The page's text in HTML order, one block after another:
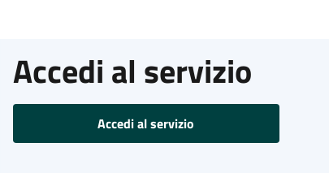
Accedi al servizio
Accedi al servizio